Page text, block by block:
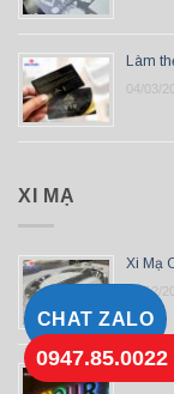
CHAT ZALO
0947.85.0022
Làm
04/03/
XI MẠ
Xi Mạ
28/12/
Top